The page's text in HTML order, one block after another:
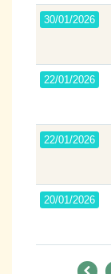
30/01/2026
22/01/2026
22/01/2026
20/01/2026